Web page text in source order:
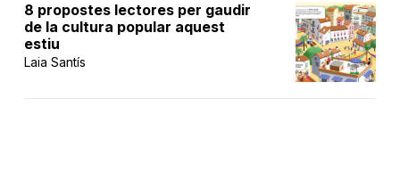
8 propostes lectores per gaudir
de la cultura popular aquest
estiu
Laia Santís